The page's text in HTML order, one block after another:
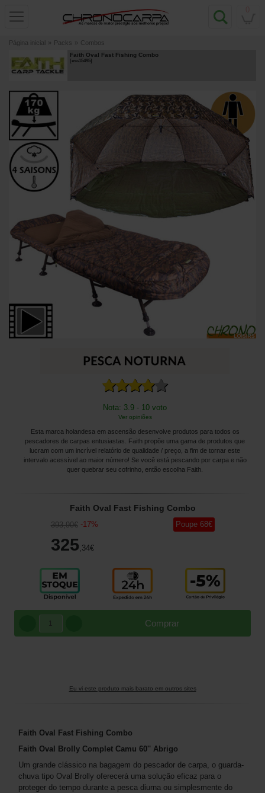
Página inicial » Packs » Combos
Faith Oval Fast Fishing Combo
[esc15495]
Nota: 3.9 - 10 voto
Ver opiniões
Esta marca holandesa em ascensão desenvolve produtos para todos os
pescadores de carpas entusiastas. Faith propõe uma gama de produtos que
lucram com um incrível relatório de qualidade / preço, a fim de tornar este
intervalo acessível ao maior número! Se você está pescando por carpa e não
quer quebrar seu cofrinho, então escolha Faith.
Faith Oval Fast Fishing Combo
393,90€ -17%
325 ,34€
Poupe 68€
Comprar
Eu vi este produto mais barato em outros sites
Faith Oval Fast Fishing Combo
Faith Oval Brolly Complet Camu 60'' Abrigo
Um grande clássico na bagagem do pescador de carpa, o guarda-
chuva tipo Oval Brolly oferecerá uma solução eficaz para o
proteger do tempo durante a pesca diurna ou simplesmente do